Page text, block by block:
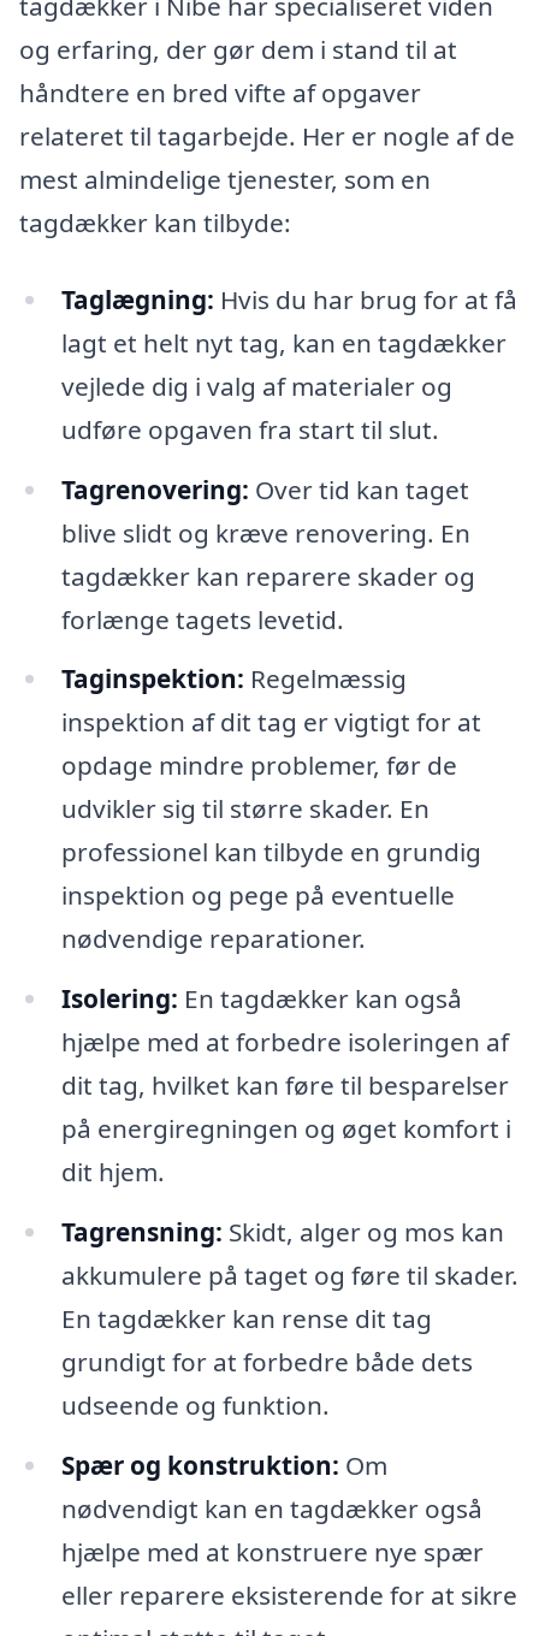
og erfaring, der gør dem i stand til at
håndtere en bred vifte af opgaver
relateret til tagarbejde. Her er nogle af de
mest almindelige tjenester, som en
tagdækker kan tilbyde:
Taglægning: Hvis du har brug for at få
lagt et helt nyt tag, kan en tagdækker
vejlede dig i valg af materialer og
udføre opgaven fra start til slut.
Tagrenovering: Over tid kan taget
blive slidt og kræve renovering. En
tagdækker kan reparere skader og
forlænge tagets levetid.
Taginspektion: Regelmæssig
inspektion af dit tag er vigtigt for at
opdage mindre problemer, før de
udvikler sig til større skader. En
professionel kan tilbyde en grundig
inspektion og pege på eventuelle
nødvendige reparationer.
Isolering: En tagdækker kan også
hjælpe med at forbedre isoleringen af
dit tag, hvilket kan føre til besparelser
på energiregningen og øget komfort i
dit hjem.
Tagrensning: Skidt, alger og mos kan
akkumulere på taget og føre til skader.
En tagdækker kan rense dit tag
grundigt for at forbedre både dets
udseende og funktion.
Spær og konstruktion: Om
nødvendigt kan en tagdækker også
hjælpe med at konstruere nye spær
eller reparere eksisterende for at sikre